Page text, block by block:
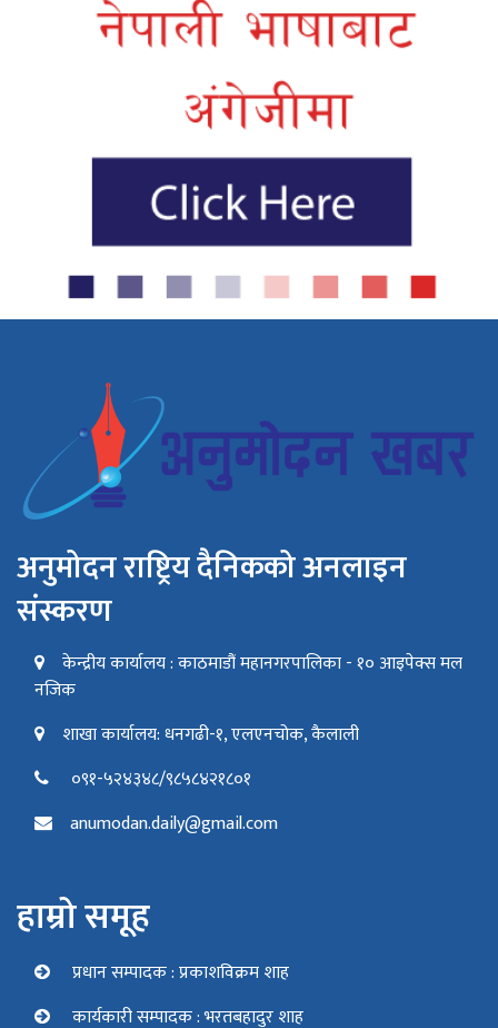
अनुमोदन राष्ट्रिय दैनिकको अनलाइन
संस्करण
केन्द्रीय कार्यालय : काठमाडौं महानगरपालिका - १० आइपेक्स मल
नजिक
शाखा कार्यालय: धनगढी-१, एलएनचोक, कैलाली
०९१-५२४३४८/९८५८४२१८०१
anumodan.daily@gmail.com
हाम्रो समूह
प्रधान सम्पादक : प्रकाशविक्रम शाह
कार्यकारी सम्पादक : भरतबहादुर शाह